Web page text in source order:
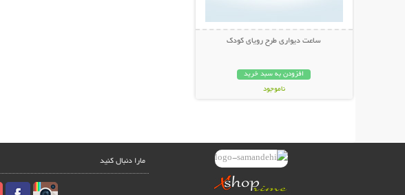
ساعت دیواری طرح رویای کودک
افزودن به سبد خرید
ناموجود
مارا دنبال کنید